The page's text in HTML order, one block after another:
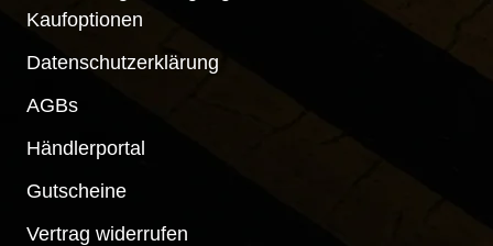
Kaufoptionen
Datenschutzerklärung
AGBs
Händlerportal
Gutscheine
Vertrag widerrufen